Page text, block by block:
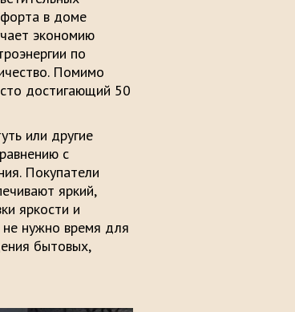
в доме
экономию
по
Помимо
достигающий 50
или другие
с
Покупатели
яркий,
яркости и
не нужно время для
бытовых,